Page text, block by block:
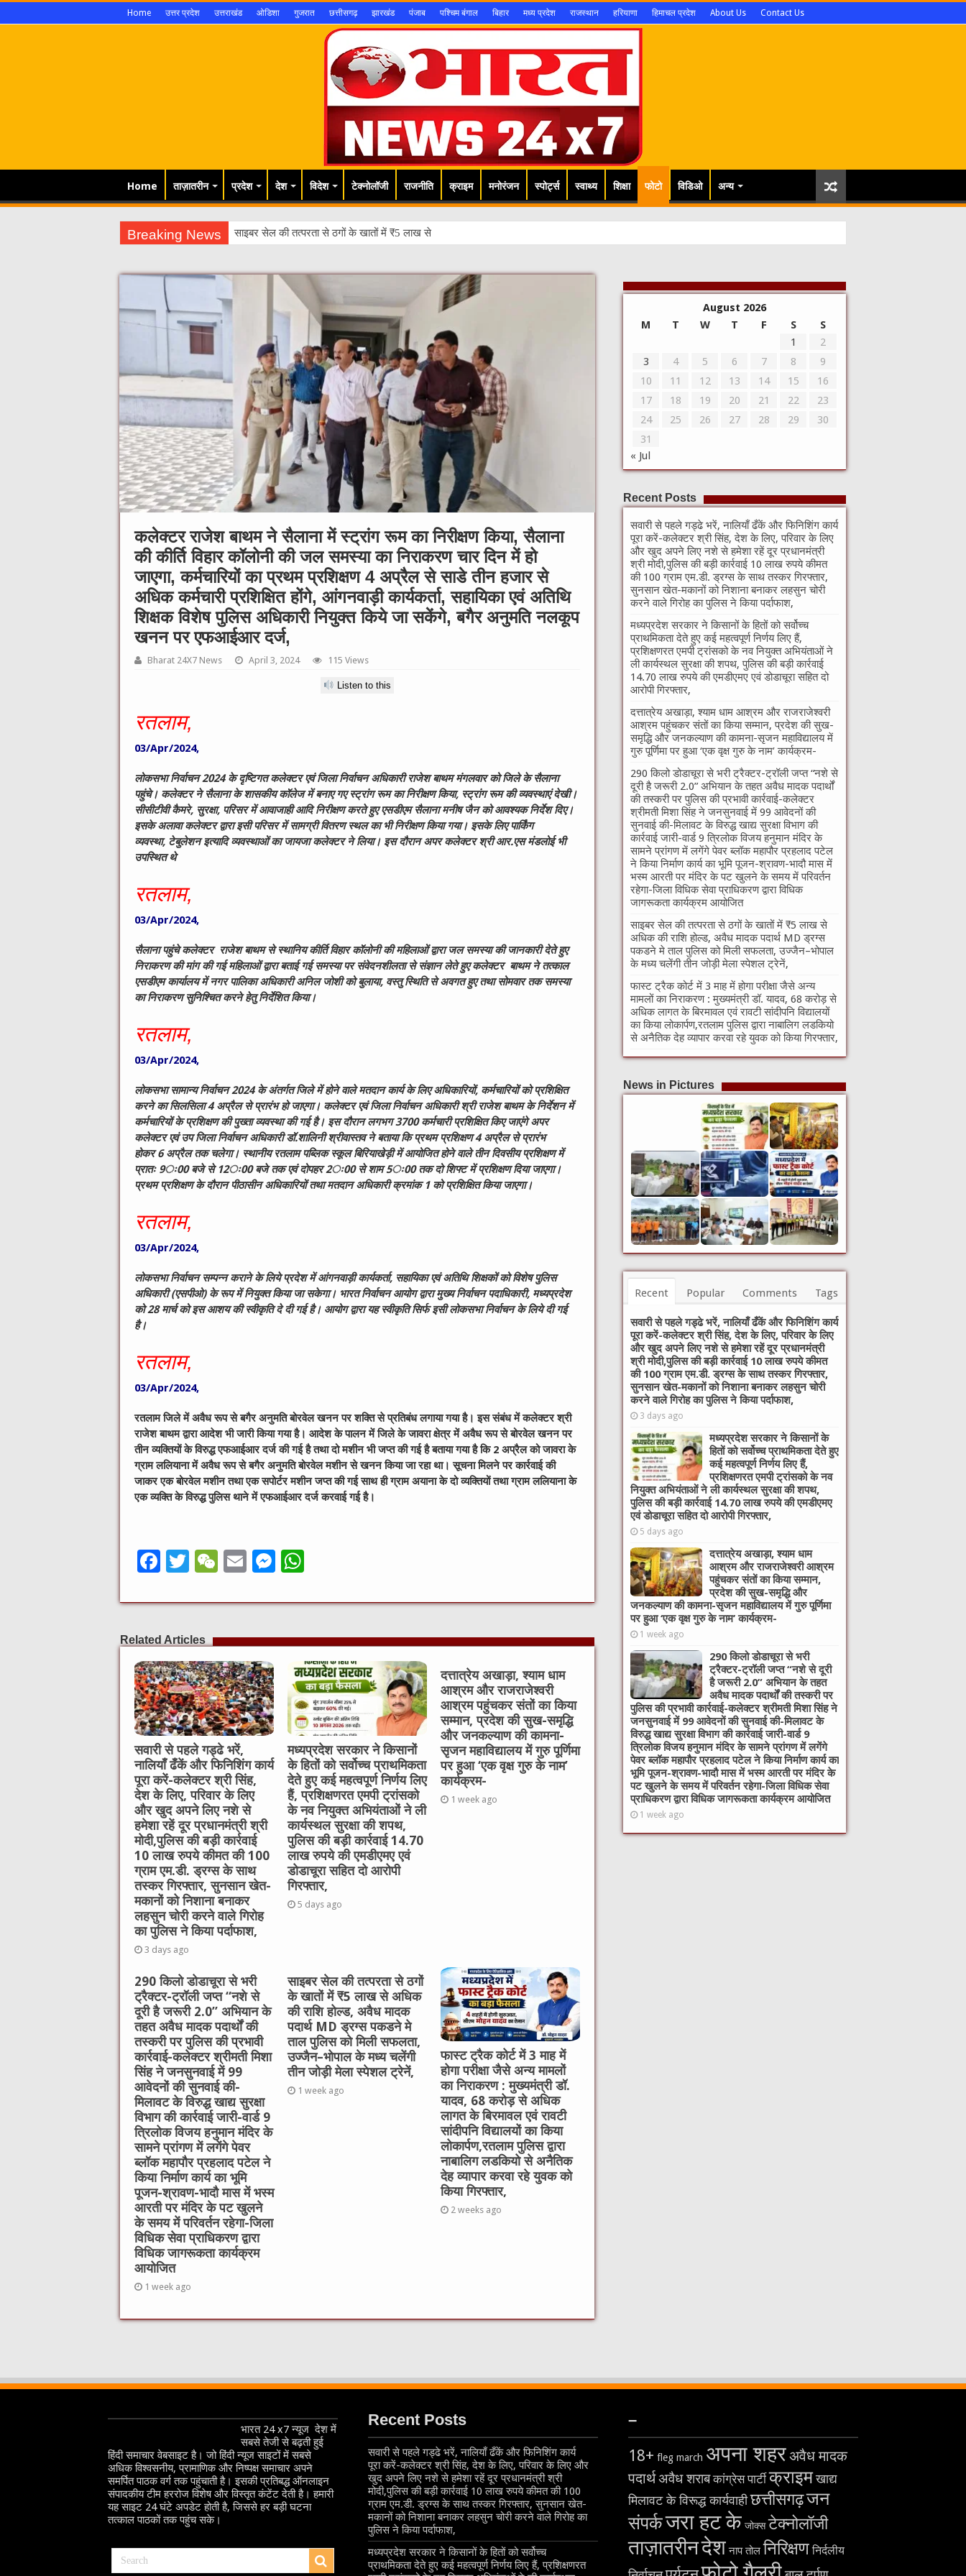
Home उत्तर प्रदेश उत्तराखंड ओडिशा गुजरात छत्तीसगढ़ झारखंड पंजाब पश्चिम बंगाल बिहार मध्य प्रदेश राजस्थान हरियाणा हिमाचल प्रदेश About Us Contact Us
Home ताज़ातरीन प्रदेश देश विदेश टेक्नोलॉजी राजनीति क्राइम मनोरंजन स्पोर्ट्स स्वाथ्य शिक्षा फोटो विडिओ अन्य
Breaking News साइबर सेल की तत्परता से ठगों के खातों में ₹5 लाख से अधिक की राशि होल्ड, अवैध मादक पदार्थ MD ड्रग्स पकडने मे ताल
कलेक्टर राजेश बाथम ने सैलाना में स्ट्रांग रूम का निरीक्षण किया, सैलाना
की कीर्ति विहार कॉलोनी की जल समस्या का निराकरण चार दिन में हो
जाएगा, कर्मचारियों का प्रथम प्रशिक्षण 4 अप्रैल से साडे तीन हजार से
अधिक कर्मचारी प्रशिक्षित होंगे, आंगनवाड़ी कार्यकर्ता, सहायिका एवं अतिथि
शिक्षक विशेष पुलिस अधिकारी नियुक्त किये जा सकेंगे, बगैर अनुमति नलकूप
खनन पर एफआईआर दर्ज,
Bharat 24X7 News April 3, 2024 115 Views
Listen to this
रतलाम,
03/Apr/2024,
लोकसभा निर्वाचन2024के दृष्टिगत कलेक्टर एवं जिला निर्वाचन अधिकारी राजेश बाथम मंगलवार को जिले के सैलाना
पहुंचे। कलेक्टर ने सैलाना के शासकीय कॉलेज में बनाए गए स्ट्रांग रूम का निरीक्षण किया, स्ट्रांग रूम की व्यवस्थाएं देखी।
सीसीटीवी कैमरे, सुरक्षा, परिसर में आवाजाही आदि निरीक्षण करते हुए एसडीएम सैलाना मनीष जैन को आवश्यक निर्देश दिए।
इसके अलावा कलेक्टर द्वारा इसी परिसर में सामग्री वितरण स्थल का भी निरीक्षण किया गया। इसके लिए पार्किंग
व्यवस्था, टेबुलेशन इत्यादि व्यवस्थाओं का जायजा कलेक्टर ने लिया। इस दौरान अपर कलेक्टर श्री आर.एस मंडलोई भी
उपस्थित थे
रतलाम,
03/Apr/2024,
सैलाना पहुंचे कलेक्टर राजेश बाथम से स्थानिय कीर्ति विहार कॉलोनी की महिलाओं द्वारा जल समस्या की जानकारी देते हुए
निराकरण की मांग की गईमहिलाओं द्वारा बताई गई समस्या पर संवेदनशीलता से संज्ञान लेते हुए कलेक्टर बाथम ने तत्काल
एसडीएम कार्यालय में नगर पालिका अधिकारी अनिल जोशी को बुलाया, वस्तु स्थिति से अवगत हुए तथा सोमवार तक समस्या
का निराकरण सुनिश्चित करने हेतु निर्देशित किया।
रतलाम,
03/Apr/2024,
लोकसभा सामान्य निर्वाचन2024के अंतर्गत जिले में होने वाले मतदान कार्य के लिए अधिकारियों, कर्मचारियों को प्रशिक्षित
करने का सिलसिला4अप्रैल से प्रारंभ हो जाएगा। कलेक्टर एवं जिला निर्वाचन अधिकारी श्री राजेश बाथम के निर्देशन में
कर्मचारियों के प्रशिक्षण की पुख्ता व्यवस्था की गई है। इस दौरान लगभग3700कर्मचारी प्रशिक्षित किए जाएंगेअपर
कलेक्टर एवं उप जिला निर्वाचन अधिकारी डॉ.शालिनी श्रीवास्तव ने बताया कि प्रथम प्रशिक्षण4अप्रैल से प्रारंभ
होकर6अप्रैल तक चलेगा। स्थानीय रतलाम पब्लिक स्कूल बिरियाखेड़ी में आयोजित होने वाले तीन दिवसीय प्रशिक्षण में
प्रातः 9ः00बजे से 12ः00बजे तक एवं दोपहर2ः00 से शाम5ः00तक दो शिफ्ट में प्रशिक्षण दिया जाएगा।
प्रथम प्रशिक्षण के दौरान पीठासीन अधिकारियों तथा मतदान अधिकारी क्रमांक1 को प्रशिक्षित किया जाएगा।
रतलाम,
03/Apr/2024,
लोकसभा निर्वाचन सम्पन्न कराने के लिये प्रदेश में आंगनवाड़ी कार्यकर्ता, सहायिका एवं अतिथि शिक्षकों को विशेष पुलिस
अधिकारी (एसपीओ) के रूप में नियुक्त किया जा सकेगा। भारत निर्वाचन आयोग द्वारा मुख्य निर्वाचन पदाधिकारी, मध्यप्रदेश
को28मार्च को इस आशय की स्वीकृति दे दी गई है। आयोग द्वारा यह स्वीकृति सिर्फ इसी लोकसभा निर्वाचन के लिये दी गई
है।
रतलाम,
03/Apr/2024,
रतलाम जिले में अवैध रूप से बगैर अनुमति बोरवेल खनन पर शक्ति से प्रतिबंध लगाया गया है। इस संबंध में कलेक्टर श्री
राजेश बाथम द्वारा आदेश भी जारी किया गया है। आदेश के पालन में जिले के जावरा क्षेत्र में अवैध रूप से बोरवेल खनन पर
तीन व्यक्तियों के विरुद्ध एफआईआर दर्ज की गई है तथा दो मशीन भी जप्त की गई हैबताया गया है कि 2 अप्रैल को जावरा के
ग्राम ललियाना में अवैध रूप से बगैर अनुमति बोरवेल मशीन से खनन किया जा रहा था। सूचना मिलने पर कार्रवाई की
जाकर एक बोरवेल मशीन तथा एक सपोर्टर मशीन जप्त की गई साथ ही ग्राम अयाना के दो व्यक्तियों तथा ग्राम ललियाना के
एक व्यक्ति के विरुद्ध पुलिस थाने में एफआईआर दर्ज करवाई गई है।
F
c
e
b
o
o
k
T
it
te
r
W
C
h
at
E
ai
l
M
ss
e
n
er
at
s
A
p
p
Related Articles
सवारी से पहले गड्ढे भरें,
नालियाँ ढँकें और फिनिशिंग कार्य
पूरा करें-कलेक्टर श्री सिंह,
देश के लिए, परिवार के लिए
और खुद अपने लिए नशे से
हमेशा रहें दूर प्रधानमंत्री श्री
मोदी,पुलिस की बड़ी कार्रवाई
10 लाख रुपये कीमत की 100
ग्राम एम.डी. ड्रग्स के साथ
तस्कर गिरफ्तार, सुनसान खेत-
मकानों को निशाना बनाकर
लहसुन चोरी करने वाले गिरोह
का पुलिस ने किया पर्दाफाश,
3 days ago
मध्यप्रदेश सरकार ने किसानों
के हितों को सर्वोच्च प्राथमिकता
देते हुए कई महत्वपूर्ण निर्णय लिए
हैं, प्रशिक्षणरत एमपी ट्रांसको
के नव नियुक्त अभियंताओं ने ली
कार्यस्थल सुरक्षा की शपथ,
पुलिस की बड़ी कार्रवाई 14.70
लाख रुपये की एमडीएमए एवं
डोडाचूरा सहित दो आरोपी
गिरफ्तार,
5 days ago
दत्तात्रेय अखाड़ा, श्याम धाम
आश्रम और राजराजेश्वरी
आश्रम पहुंचकर संतों का किया
सम्मान, प्रदेश की सुख-समृद्धि
और जनकल्याण की कामना-
सृजन महाविद्यालय में गुरु पूर्णिमा
पर हुआ ‘एक वृक्ष गुरु के नाम’
कार्यक्रम-
1 week ago
290 किलो डोडाचूरा से भरी
ट्रैक्टर-ट्रॉली जप्त “नशे से
दूरी है जरूरी 2.0” अभियान के
तहत अवैध मादक पदार्थों की
तस्करी पर पुलिस की प्रभावी
कार्रवाई-कलेक्टर श्रीमती मिशा
सिंह ने जनसुनवाई में 99
आवेदनों की सुनवाई की-
मिलावट के विरुद्ध खाद्य सुरक्षा
विभाग की कार्रवाई जारी-वार्ड 9
त्रिलोक विजय हनुमान मंदिर के
सामने प्रांगण में लगेंगे पेवर
ब्लॉक महापौर प्रहलाद पटेल ने
किया निर्माण कार्य का भूमि
पूजन-श्रावण-भादौ मास में भस्म
आरती पर मंदिर के पट खुलने
के समय में परिवर्तन रहेगा-जिला
विधिक सेवा प्राधिकरण द्वारा
विधिक जागरूकता कार्यक्रम
आयोजित
1 week ago
साइबर सेल की तत्परता से ठगों
के खातों में ₹5 लाख से अधिक
की राशि होल्ड, अवैध मादक
पदार्थ MD ड्रग्स पकडने मे
ताल पुलिस को मिली सफलता,
उज्जैन–भोपाल के मध्य चलेंगी
तीन जोड़ी मेला स्पेशल ट्रेनें,
1 week ago
फास्ट ट्रैक कोर्ट में 3 माह में
होगा परीक्षा जैसे अन्य मामलों
का निराकरण : मुख्यमंत्री डॉ.
यादव, 68 करोड़ से अधिक
लागत के बिरमावल एवं रावटी
सांदीपनि विद्यालयों का किया
लोकार्पण,रतलाम पुलिस द्वारा
नाबालिग लडकियो से अनैतिक
देह व्यापार करवा रहे युवक को
किया गिरफ्तार,
2 weeks ago
August 2026
M
T W T F S
S
1
2
3
4 5 6 7 8
9
10
11 12 13 14 15
16
17
18 19 20 21 22
23
24
25 26 27 28 29
30
31
« Jul
Recent Posts
सवारी से पहले गड्ढे भरें, नालियाँ ढँकें और फिनिशिंग कार्य
पूरा करें-कलेक्टर श्री सिंह, देश के लिए, परिवार के लिए
और खुद अपने लिए नशे से हमेशा रहें दूर प्रधानमंत्री
श्री मोदी,पुलिस की बड़ी कार्रवाई 10 लाख रुपये कीमत
की 100 ग्राम एम.डी. ड्रग्स के साथ तस्कर गिरफ्तार,
सुनसान खेत-मकानों को निशाना बनाकर लहसुन चोरी
करने वाले गिरोह का पुलिस ने किया पर्दाफाश,
मध्यप्रदेश सरकार ने किसानों के हितों को सर्वोच्च
प्राथमिकता देते हुए कई महत्वपूर्ण निर्णय लिए हैं,
प्रशिक्षणरत एमपी ट्रांसको के नव नियुक्त अभियंताओं ने
ली कार्यस्थल सुरक्षा की शपथ, पुलिस की बड़ी कार्रवाई
14.70 लाख रुपये की एमडीएमए एवं डोडाचूरा सहित दो
आरोपी गिरफ्तार,
दत्तात्रेय अखाड़ा, श्याम धाम आश्रम और राजराजेश्वरी
आश्रम पहुंचकर संतों का किया सम्मान, प्रदेश की सुख-
समृद्धि और जनकल्याण की कामना-सृजन महाविद्यालय में
गुरु पूर्णिमा पर हुआ ‘एक वृक्ष गुरु के नाम’ कार्यक्रम-
290 किलो डोडाचूरा से भरी ट्रैक्टर-ट्रॉली जप्त “नशे से
दूरी है जरूरी 2.0” अभियान के तहत अवैध मादक पदार्थों
की तस्करी पर पुलिस की प्रभावी कार्रवाई-कलेक्टर
श्रीमती मिशा सिंह ने जनसुनवाई में 99 आवेदनों की
सुनवाई की-मिलावट के विरुद्ध खाद्य सुरक्षा विभाग की
कार्रवाई जारी-वार्ड 9 त्रिलोक विजय हनुमान मंदिर के
सामने प्रांगण में लगेंगे पेवर ब्लॉक महापौर प्रहलाद पटेल
ने किया निर्माण कार्य का भूमि पूजन-श्रावण-भादौ मास में
भस्म आरती पर मंदिर के पट खुलने के समय में परिवर्तन
रहेगा-जिला विधिक सेवा प्राधिकरण द्वारा विधिक
जागरूकता कार्यक्रम आयोजित
साइबर सेल की तत्परता से ठगों के खातों में ₹5 लाख से
अधिक की राशि होल्ड, अवैध मादक पदार्थ MD ड्रग्स
पकडने मे ताल पुलिस को मिली सफलता, उज्जैन–भोपाल
के मध्य चलेंगी तीन जोड़ी मेला स्पेशल ट्रेनें,
फास्ट ट्रैक कोर्ट में 3 माह में होगा परीक्षा जैसे अन्य
मामलों का निराकरण : मुख्यमंत्री डॉ. यादव, 68 करोड़ से
अधिक लागत के बिरमावल एवं रावटी सांदीपनि विद्यालयों
का किया लोकार्पण,रतलाम पुलिस द्वारा नाबालिग लडकियो
से अनैतिक देह व्यापार करवा रहे युवक को किया गिरफ्तार,
News in Pictures
Recent Popular Comments Tags
सवारी से पहले गड्ढे भरें, नालियाँ ढँकें और फिनिशिंग कार्य
पूरा करें-कलेक्टर श्री सिंह, देश के लिए, परिवार के लिए
और खुद अपने लिए नशे से हमेशा रहें दूर प्रधानमंत्री
श्री मोदी,पुलिस की बड़ी कार्रवाई 10 लाख रुपये कीमत
की 100 ग्राम एम.डी. ड्रग्स के साथ तस्कर गिरफ्तार,
सुनसान खेत-मकानों को निशाना बनाकर लहसुन चोरी
करने वाले गिरोह का पुलिस ने किया पर्दाफाश,
3 days ago
मध्यप्रदेश सरकार ने किसानों के
हितों को सर्वोच्च प्राथमिकता देते हुए
कई महत्वपूर्ण निर्णय लिए हैं,
प्रशिक्षणरत एमपी ट्रांसको के नव
नियुक्त अभियंताओं ने ली कार्यस्थल सुरक्षा की शपथ,
पुलिस की बड़ी कार्रवाई 14.70 लाख रुपये की एमडीएमए
एवं डोडाचूरा सहित दो आरोपी गिरफ्तार,
5 days ago
दत्तात्रेय अखाड़ा, श्याम धाम
आश्रम और राजराजेश्वरी आश्रम
पहुंचकर संतों का किया सम्मान,
प्रदेश की सुख-समृद्धि और
जनकल्याण की कामना-सृजन महाविद्यालय में गुरु पूर्णिमा
पर हुआ ‘एक वृक्ष गुरु के नाम’ कार्यक्रम-
1 week ago
290 किलो डोडाचूरा से भरी
ट्रैक्टर-ट्रॉली जप्त “नशे से दूरी
है जरूरी 2.0” अभियान के तहत
अवैध मादक पदार्थों की तस्करी पर
पुलिस की प्रभावी कार्रवाई-कलेक्टर श्रीमती मिशा सिंह ने
जनसुनवाई में 99 आवेदनों की सुनवाई की-मिलावट के
विरुद्ध खाद्य सुरक्षा विभाग की कार्रवाई जारी-वार्ड 9
त्रिलोक विजय हनुमान मंदिर के सामने प्रांगण में लगेंगे
पेवर ब्लॉक महापौर प्रहलाद पटेल ने किया निर्माण कार्य का
भूमि पूजन-श्रावण-भादौ मास में भस्म आरती पर मंदिर के
पट खुलने के समय में परिवर्तन रहेगा-जिला विधिक सेवा
प्राधिकरण द्वारा विधिक जागरूकता कार्यक्रम आयोजित
1 week ago
भारत 24 x7 न्यूज देश में
सबसे तेजी से बढ़ती हुई
हिंदी समाचार वेबसाइट है। जो हिंदी न्यूज साइटों में सबसे
अधिक विश्वसनीय, प्रामाणिक और निष्पक्ष समाचार अपने
समर्पित पाठक वर्ग तक पहुंचाती है। इसकी प्रतिबद्ध ऑनलाइन
संपादकीय टीम हररोज विशेष और विस्तृत कंटेंट देती है। हमारी
यह साइट 24 घंटे अपडेट होती है, जिससे हर बड़ी घटना
तत्काल पाठकों तक पहुंच सके।
Recent Posts
सवारी से पहले गड्ढे भरें, नालियाँ ढँकें और फिनिशिंग कार्य
पूरा करें-कलेक्टर श्री सिंह, देश के लिए, परिवार के लिए और
खुद अपने लिए नशे से हमेशा रहें दूर प्रधानमंत्री श्री
मोदी,पुलिस की बड़ी कार्रवाई 10 लाख रुपये कीमत की 100
ग्राम एम.डी. ड्रग्स के साथ तस्कर गिरफ्तार, सुनसान खेत-
मकानों को निशाना बनाकर लहसुन चोरी करने वाले गिरोह का
पुलिस ने किया पर्दाफाश,
मध्यप्रदेश सरकार ने किसानों के हितों को सर्वोच्च
प्राथमिकता देते हुए कई महत्वपूर्ण निर्णय लिए हैं, प्रशिक्षणरत
–
18+ fleg march अपना शहरअवैध मादक
पदार्थअवैध शराब कांग्रेस पार्टी क्राइमखाद्य
मिलावट के विरूद्ध कार्यवाहीछत्तीसगढ़जन
संपर्कजरा हट के जोक्स टेक्नोलॉजी
ताज़ातरीनदेश नाप तोल निरिक्षण निर्दलीय